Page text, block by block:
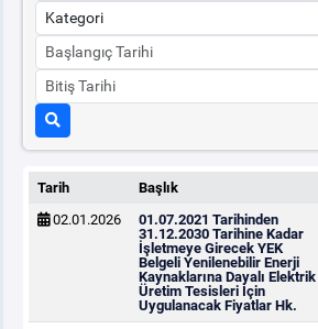
Tarih Başlık
02.01.2026
01.07.2021 Tarihinden
31.12.2030 Tarihine Kadar
İşletmeye Girecek YEK
Belgeli Yenilenebilir Enerji
Kaynaklarına Dayalı Elektrik
Üretim Tesisleri İçin
Uygulanacak Fiyatlar Hk.